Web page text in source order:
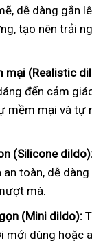
dễ dàng gắn
tạo nên trải
mại (Realistic
đến cảm
mềm mại và tự
(Silicone
toàn, dễ
mà.
(Mini dildo):
mới dùng hoặc